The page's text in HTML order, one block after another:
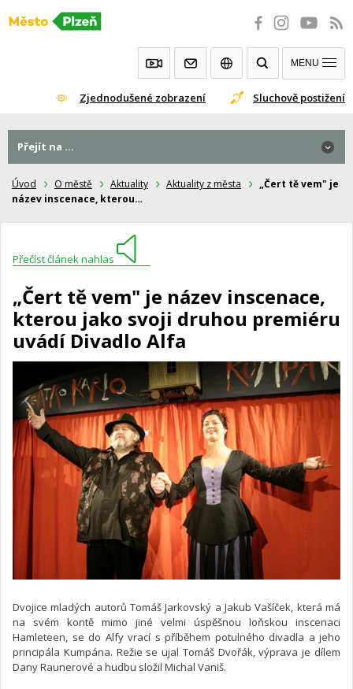
Přeskočit
Zjednodušené zobrazení Sluchově postižení
MENU
Úvod O městě Aktuality Aktuality z města
„Čert tě vem" je
název inscenace, kterou…
Přečíst článek nahlas
„Čert tě vem" je název inscenace,
kterou jako svoji druhou premiéru
uvádí Divadlo Alfa
Dvojice mladých autorů Tomáš Jarkovský a Jakub Vašíček, která má
na svém kontě mimo jiné velmi úspěšnou loňskou inscenaci
Hamleteen, se do Alfy vrací s příběhem potulného divadla a jeho
principála Kumpána. Režie se ujal Tomáš Dvořák, výprava je dílem
Dany Raunerové a hudbu složil Michal Vaniš.
Přejít na ...